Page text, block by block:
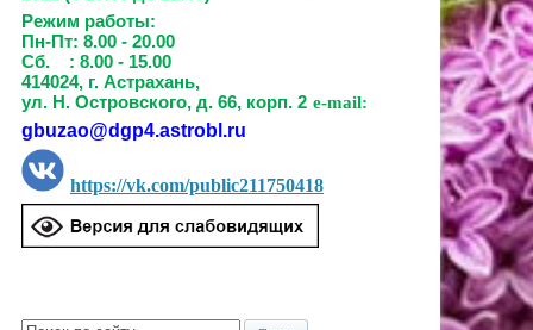
Режим работы:
Пн-Пт: 8.00 - 20.00
Сб. : 8.00 - 15.00
414024, г. Астрахань,
ул. Н. Островского, д. 66, корп. 2 e-mail:
gbuzao@dgp4.astrobl.ru
https://vk.com/public211750418